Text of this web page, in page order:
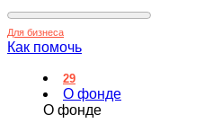
Для бизнеса
Как помочь
29
О фонде
О фонде